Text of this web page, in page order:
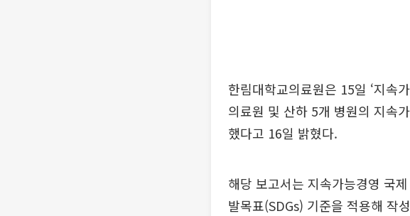
한림대학교의료원은 15일 ‘지속
의료원 및 산하 5개 병원의 지속
했다고 16일 밝혔다.
해당 보고서는 지속가능경영 국
발목표(SDGs) 기준을 적용해 작